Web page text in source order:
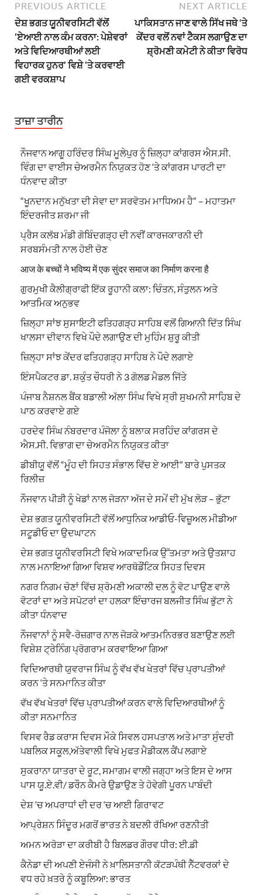
PREVIOUS ARTICLE
ਦੇਸ਼ ਭਗਤ ਯੂਨੀਵਰਸਿਟੀ ਵੱਲੋਂ
‘ਏਆਈ ਨਾਲ ਕੰਮ ਕਰਨਾ: ਪੇਸ਼ੇਵਰਾਂ
ਅਤੇ ਵਿਦਿਆਰਥੀਆਂ ਲਈ
ਵਿਹਾਰਕ ਹੁਨਰ’ ਵਿਸ਼ੇ ’ਤੇ ਕਰਵਾਈ
ਗਈ ਵਰਕਸ਼ਾਪ
NEXT ARTICLE
ਪਾਕਿਸਤਾਨ ਜਾਣ ਵਾਲੇ ਸਿੱਖ ਜਥੇ ‘ਤੇ
ਕੇਂਦਰ ਵਲੋਂ ਨਵਾਂ ਟੈਕਸ ਲਗਾਉਣ ਦਾ
ਸ਼੍ਰੋਮਣੀ ਕਮੇਟੀ ਨੇ ਕੀਤਾ ਵਿਰੋਧ
ਤਾਜ਼ਾ ਤਾਰੀਨ
ਨੌਜਵਾਨ ਆਗੂ ਹਰਿੰਦਰ ਸਿੰਘ ਮੂਲੇਪੁਰ ਨੂੰ ਜ਼ਿਲ੍ਹਾ ਕਾਂਗਰਸ ਐਸ.ਸੀ.
ਵਿੰਗ ਦਾ ਵਾਈਸ ਚੇਅਰਮੈਨ ਨਿਯੁਕਤ ਹੋਣ ‘ਤੇ ਕਾਂਗਰਸ ਪਾਰਟੀ ਦਾ
ਧੰਨਵਾਦ ਕੀਤਾ
“ਖੂਨਦਾਨ ਮਨੁੱਖਤਾ ਦੀ ਸੇਵਾ ਦਾ ਸਰਵੋਤਮ ਮਾਧਿਅਮ ਹੈ” – ਮਹਾਤਮਾ
ਇੰਦਰਜੀਤ ਸ਼ਰਮਾ ਜੀ
ਪ੍ਰੈਸ ਕਲੱਬ ਮੰਡੀ ਗੋਬਿੰਦਗੜ੍ਹ ਦੀ ਨਵੀਂ ਕਾਰਜਕਾਰਨੀ ਦੀ
ਸਰਬਸੰਮਤੀ ਨਾਲ ਹੋਈ ਚੋਣ
आज के बच्चों ने भविष्य में एक सुंदर समाज का निर्माण करना है
ਗੁਰਮੁਖੀ ਕੈਲੀਗ੍ਰਾਫੀ ਇੱਕ ਰੂਹਾਨੀ ਕਲਾ: ਚਿੰਤਨ, ਸੰਤੁਲਨ ਅਤੇ
ਆਤਮਿਕ ਅਨੁਭਵ
ਜ਼ਿਲ੍ਹਾ ਸਾਂਝ ਸੁਸਾਇਟੀ ਫਤਿਹਗੜ੍ਹ ਸਾਹਿਬ ਵਲੋਂ ਗਿਆਨੀ ਦਿੱਤ ਸਿੰਘ
ਖਾਲਸਾ ਦੀਵਾਨ ਵਿਖੇ ਪੌਦੇ ਲਗਾਉਣ ਦੀ ਮੁਹਿੰਮ ਸ਼ੁਰੂ ਕੀਤੀ
ਜ਼ਿਲ੍ਹਾ ਸਾਂਝ ਕੇਂਦਰ ਫਤਿਹਗੜ੍ਹ ਸਾਹਿਬ ਨੇ ਪੌਦੇ ਲਗਾਏ
ਇੰਸਪੈਕਟਰ ਡਾ. ਸ਼ਕੁੰਤ ਚੌਧਰੀ ਨੇ 3 ਗੋਲਡ ਮੈਡਲ ਜਿੱਤੇ
ਪੰਜਾਬ ਨੈਸ਼ਨਲ ਬੈਂਕ ਬਡਾਲੀ ਅੱਲਾ ਸਿੰਘ ਵਿਖੇ ਸ੍ਰੀ ਸੁਖਮਨੀ ਸਾਹਿਬ ਦੇ
ਪਾਠ ਕਰਵਾਏ ਗਏ
ਹਰਦੇਵ ਸਿੰਘ ਨੰਬਰਦਾਰ ਪੰਜੋਲਾ ਨੂੰ ਬਲਾਕ ਸਰਹਿੰਦ ਕਾਂਗਰਸ ਦੇ
ਐਸ.ਸੀ. ਵਿਭਾਗ ਦਾ ਚੇਅਰਮੈਨ ਨਿਯੁਕਤ ਕੀਤਾ
ਡੀਬੀਯੂ ਵੱਲੋਂ “ਮੂੰਹ ਦੀ ਸਿਹਤ ਸੰਭਾਲ ਵਿੱਚ ਏ ਆਈ” ਬਾਰੇ ਪੁਸਤਕ
ਰਿਲੀਜ਼
ਨੌਜਵਾਨ ਪੀੜੀ ਨੂੰ ਖੇਡਾਂ ਨਾਲ ਜੋੜਨਾ ਅੱਜ ਦੇ ਸਮੇਂ ਦੀ ਮੁੱਖ ਲੋੜ – ਭੁੱਟਾ
ਦੇਸ਼ ਭਗਤ ਯੂਨੀਵਰਸਿਟੀ ਵੱਲੋਂ ਆਧੁਨਿਕ ਆਡੀਓ-ਵਿਜ਼ੂਅਲ ਮੀਡੀਆ
ਸਟੂਡੀਓ ਦਾ ਉਦਘਾਟਨ
ਦੇਸ਼ ਭਗਤ ਯੂਨੀਵਰਸਿਟੀ ਵਿਖੇ ਅਕਾਦਮਿਕ ਉੱਤਮਤਾ ਅਤੇ ਉਤਸ਼ਾਹ
ਨਾਲ ਮਨਾਇਆ ਗਿਆ ਵਿਸ਼ਵ ਆਰਥੋਡੌਂਟਿਕ ਸਿਹਤ ਦਿਵਸ
ਨਗਰ ਨਿਗਮ ਚੋਣਾਂ ਵਿੱਚ ਸ਼੍ਰੋਮਣੀ ਅਕਾਲੀ ਦਲ ਨੂੰ ਵੋਟ ਪਾਉਣ ਵਾਲੇ
ਵੋਟਰਾਂ ਦਾ ਅਤੇ ਸਪੋਟਰਾਂ ਦਾ ਹਲਕਾ ਇੰਚਾਰਜ ਬਲਜੀਤ ਸਿੰਘ ਭੁੱਟਾ ਨੇ
ਕੀਤਾ ਧੰਨਵਾਦ
ਨੌਜਵਾਨਾਂ ਨੂੰ ਸਵੈ-ਰੋਜ਼ਗਾਰ ਨਾਲ ਜੋੜਕੇ ਆਤਮਨਿਰਭਰ ਬਣਾਉਣ ਲਈ
ਵਿਸ਼ੇਸ਼ ਟ੍ਰੇਨਿੰਗ ਪ੍ਰੋਗਰਾਮ ਕਰਵਾਇਆ ਗਿਆ
ਵਿਦਿਆਰਥੀ ਯੁਵਰਾਜ ਸਿੰਘ ਨੂੰ ਵੱਖ ਵੱਖ ਖੇਤਰਾਂ ਵਿੱਚ ਪ੍ਰਾਪਤੀਆਂ
ਕਰਨ ‘ਤੇ ਸਨਮਾਨਿਤ ਕੀਤਾ
ਵੱਖ ਵੱਖ ਖੇਤਰਾਂ ਵਿੱਚ ਪ੍ਰਾਪਤੀਆਂ ਕਰਨ ਵਾਲੇ ਵਿਦਿਆਰਥੀਆਂ ਨੂੰ
ਕੀਤਾ ਸਨਮਾਨਿਤ
ਵਿਸਵ ਰੈਡ ਕਰਾਸ ਦਿਵਸ ਮੌਕੇ ਸਿਵਲ ਹਸਪਤਾਲ ਅਤੇ ਮਾਤਾ ਸੁੰਦਰੀ
ਪਬਲਿਕ ਸਕੂਲ,ਅੱਤੇਵਾਲੀ ਵਿਖੇ ਮੁਫਤ ਮੈਡੀਕਲ ਕੈਂਪ ਲਗਾਏ
ਸੁਕਰਾਨਾ ਯਾਤਰਾ ਦੇ ਰੂਟ, ਸਮਾਗਮ ਵਾਲੀ ਜਗ੍ਹਾ ਅਤੇ ਇਸ ਦੇ ਆਸ
ਪਾਸ ਯੂ.ਏ.ਵੀ/ ਡਰੌਨ ਕੈਮਰੇ ਉਡਾਉਣ ਤੇ ਹੋਵੇਗੀ ਪੂਰਨ ਪਾਬੰਦੀ
ਦੇਸ਼ ‘ਚ ਅਪਰਾਧਾਂ ਦੀ ਦਰ ‘ਚ ਆਈ ਗਿਰਾਵਟ
ਆਪ੍ਰੇਸ਼ਨ ਸਿੰਦੂਰ ਮਗਰੋਂ ਭਾਰਤ ਨੇ ਬਦਲੀ ਰੱਖਿਆ ਰਣਨੀਤੀ
ਅਮਨ ਅਰੋੜਾ ਦਾ ਕਰੀਬੀ ਹੈ ਬਿਲਡਰ ਗੌਰਵ ਧੀਰ: ਈ.ਡੀ
ਕੈਨੇਡਾ ਦੀ ਅਪਣੀ ਏਜੰਸੀ ਨੇ ਖ਼ਾਲਿਸਤਾਨੀ ਕੱਟੜਪੰਥੀ ਨੈੱਟਵਰਕਾਂ ਦੇ
ਵਧ ਰਹੇ ਖ਼ਤਰੇ ਨੂੰ ਕਬੂਲਿਆ: ਭਾਰਤ